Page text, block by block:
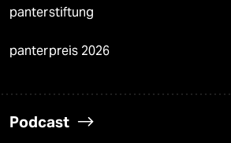
panterstiftung
panterpreis 2026
Podcast